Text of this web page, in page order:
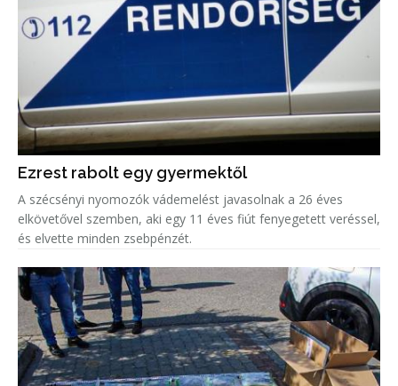
Ezrest rabolt egy gyermektől
A szécsényi nyomozók vádemelést javasolnak a 26 éves
elkövetővel szemben, aki egy 11 éves fiút fenyegetett veréssel,
és elvette minden zsebpénzét.